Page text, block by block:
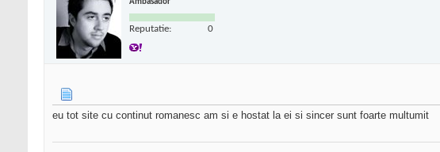
Ambasador
Reputatie: 0
eu tot site cu continut romanesc am si e hostat la ei si sincer sunt foarte multumit